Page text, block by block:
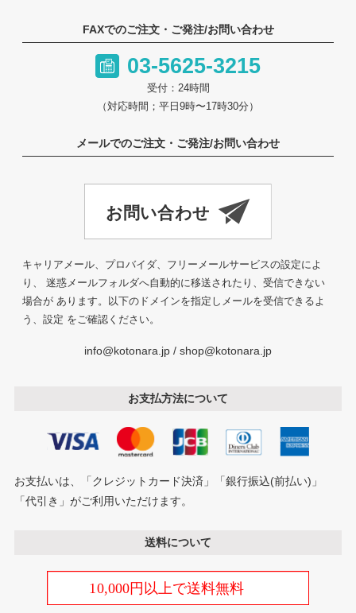
FAXでのご注文・ご発注/お問い合わせ
03-5625-3215
受付：24時間
（対応時間；平日9時〜17時30分）
メールでのご注文・ご発注/お問い合わせ
キャリアメール、プロバイダ、フリーメールサービスの設定によ
り、 迷惑メールフォルダへ自動的に移送されたり、受信できない
場合が あります。以下のドメインを指定しメールを受信できるよ
う、設定 をご確認ください。
info@kotonara.jp / shop@kotonara.jp
お支払方法について
お支払いは、「クレジットカード決済」「銀行振込(前払い)」
「代引き」がご利用いただけます。
送料について